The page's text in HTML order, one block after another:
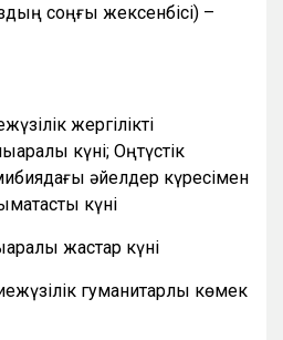
соңғы жексенбісі) –
жергілікті
күні; Оңтүстік
әйелдер күресімен
күні
жастар күні
гуманитарлық көмек